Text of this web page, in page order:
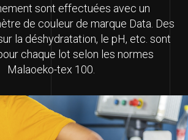
sont effectuées avec un
de couleur de marque Data. Des
la déshydratation, le pH, etc. sont
chaque lot selon les normes
Malaoeko-tex 100.